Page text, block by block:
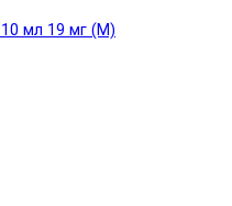
мл 19 мг (М)